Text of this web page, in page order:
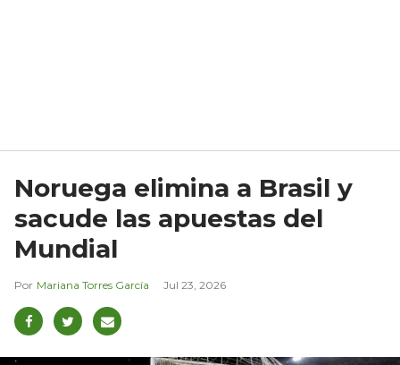
Noruega elimina a Brasil y
sacude las apuestas del
Mundial
Mariana Torres García Jul 23, 2026